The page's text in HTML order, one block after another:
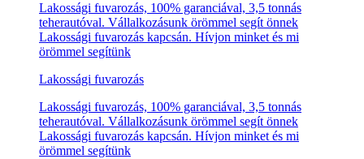
Lakossági fuvarozás, 100% garanciával, 3,5 tonnás
teherautóval. Vállalkozásunk örömmel segít önnek
Lakossági fuvarozás kapcsán. Hívjon minket és mi
örömmel segítünk
Lakossági fuvarozás
Lakossági fuvarozás, 100% garanciával, 3,5 tonnás
teherautóval. Vállalkozásunk örömmel segít önnek
Lakossági fuvarozás kapcsán. Hívjon minket és mi
örömmel segítünk